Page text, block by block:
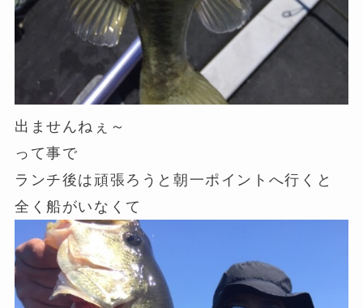
出ませんねぇ～
って事で
ランチ後は頑張ろうと朝一ポイントへ行くと
全く船がいなくて